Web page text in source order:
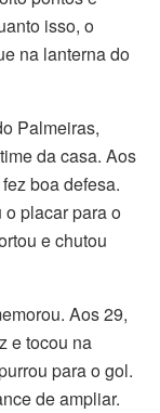
isso, o
na lanterna do
Palmeiras,
da casa. Aos
boa defesa.
placar para o
e chutou
Aos 29,
e tocou na
para o gol.
de ampliar.